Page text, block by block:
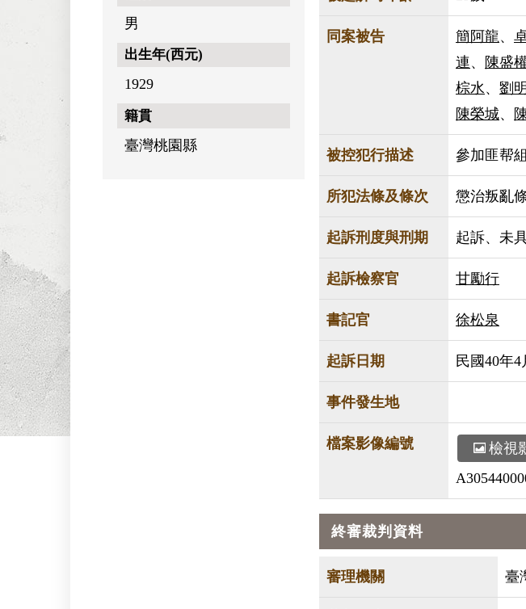
男
出生年(西元)
1929
籍貫
臺灣桃園縣
同案被告 簡阿龍、
連、 陳盛
棕水、 劉
陳榮城、
被控犯行描述 參加匪帮
所犯法條及條次 懲治叛亂
起訴刑度與刑期 起訴、未
起訴檢察官 甘勵行
書記官 徐松泉
起訴日期 民國40年4
事件發生地
檔案影像編號
檢視
終審裁判資料
審理機關 臺